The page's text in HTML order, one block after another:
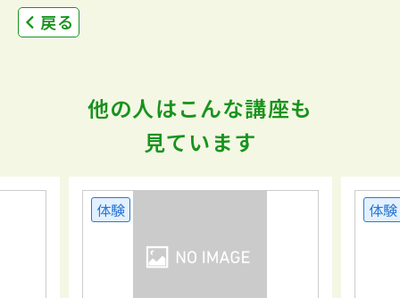
戻る
他の人はこんな講座も
見ています
体験 体験